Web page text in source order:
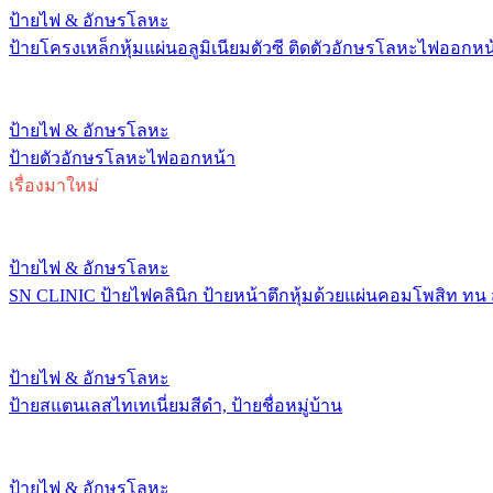
ป้ายไฟ & อักษรโลหะ
ป้ายโครงเหล็กหุ้มแผ่นอลูมิเนียมตัวซี ติดตัวอักษรโลหะไฟออกห
ป้ายไฟ & อักษรโลหะ
ป้ายตัวอักษรโลหะไฟออกหน้า
เรื่องมาใหม่
ป้ายไฟ & อักษรโลหะ
SN CLINIC ป้ายไฟคลินิก ป้ายหน้าตึกหุ้มด้วยแผ่นคอมโพสิท ทน
ป้ายไฟ & อักษรโลหะ
ป้ายสแตนเลสไทเทเนี่ยมสีดำ, ป้ายชื่อหมู่บ้าน
ป้ายไฟ & อักษรโลหะ